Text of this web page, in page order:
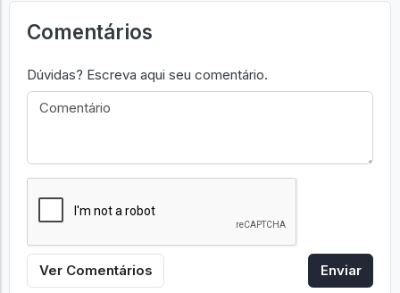
Retirar em Mãos
Comentários